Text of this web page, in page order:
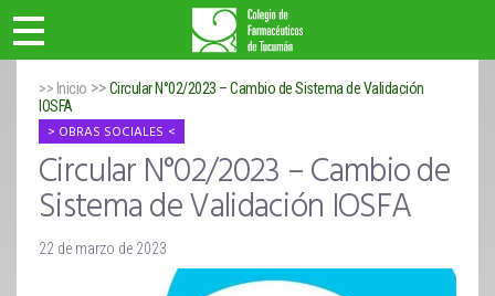
>> Inicio >>Circular N°02/2023 – Cambio de Sistema de Validación
IOSFA
OBRAS SOCIALES
Circular N°02/2023 – Cambio de
Sistema de Validación IOSFA
22 de marzo de 2023